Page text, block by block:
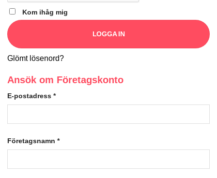
Kom ihåg mig
LOGGA IN
Glömt lösenord?
Ansök om Företagskonto
E-postadress *
Företagsnamn *